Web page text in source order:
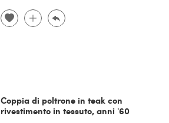
Coppia di poltrone in teak con
rivestimento in tessuto, anni '60